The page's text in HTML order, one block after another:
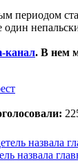
периодом
канал. В нем
назвала